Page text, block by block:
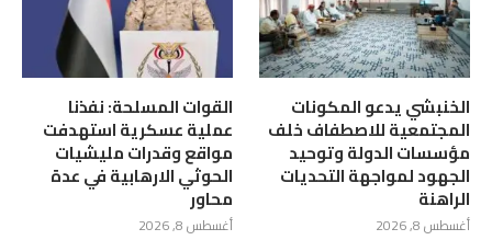
الخنبشي يدعو المكونات
المجتمعية للاصطفاف خلف
مؤسسات الدولة وتوحيد
الجهود لمواجهة التحديات
الراهنة
أغسطس 8, 2026
القوات المسلحة: نفذنا
عملية عسكرية استهدفت
مواقع وقدرات مليشيات
الحوثي الارهابية في عدة
محاور
أغسطس 8, 2026